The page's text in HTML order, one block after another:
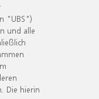
"UBS")
und alle
Die hierin